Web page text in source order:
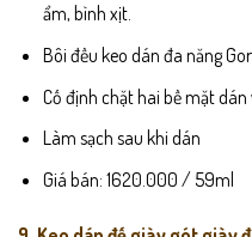
ẩm, bình xịt.
Bôi đều keo dán đa năng
Cố định chặt hai bề mặt
Làm sạch sau khi dán
Giá bán: 1620.000 / 59ml